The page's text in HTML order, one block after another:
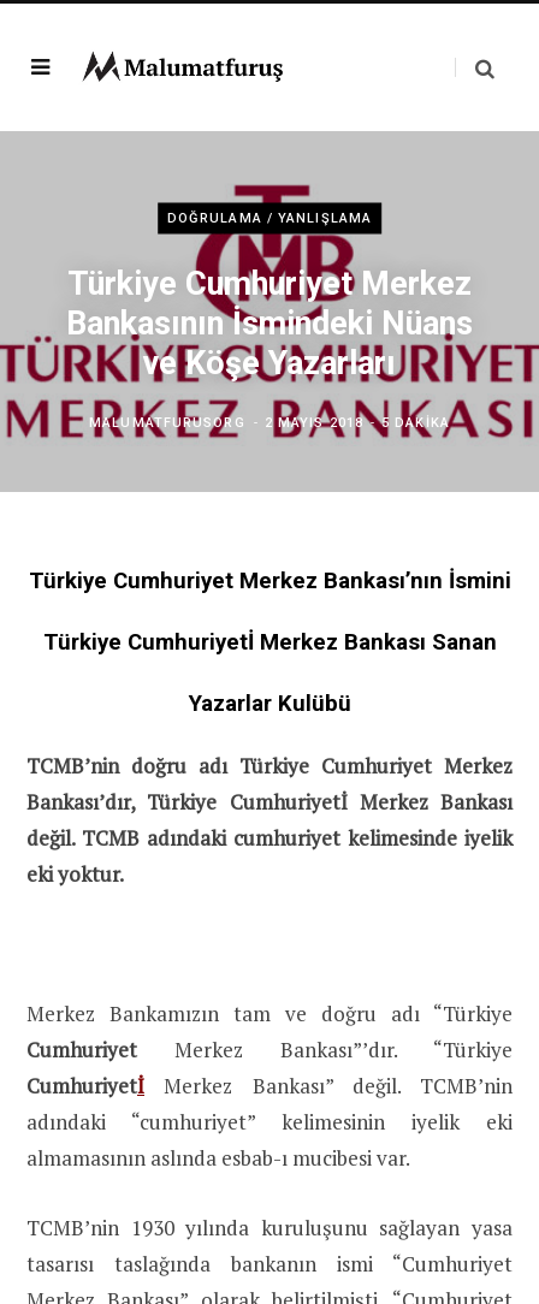
DOĞRULAMA / YANLIŞLAMA
Türkiye Cumhuriyet Merkez
Bankasının İsmindeki Nüans
ve Köşe Yazarları
MALUMATFURUSORG 2 MAYIS 2018 5 DAKIKA
Türkiye Cumhuriyet Merkez Bankası’nın İsmini
Türkiye Cumhuriyetİ Merkez Bankası Sanan
Yazarlar Kulübü
TCMB’nin doğru adı Türkiye Cumhuriyet Merkez
Bankası’dır, Türkiye Cumhuriyetİ Merkez Bankası
değil. TCMB adındaki cumhuriyet kelimesinde iyelik
eki yoktur.
Merkez Bankamızın tam ve doğru adı “Türkiye
CumhuriyetMerkez Bankası”’dır. “Türkiye
Cumhuriyetİ Merkez Bankası” değil. TCMB’nin
adındaki “cumhuriyet” kelimesinin iyelik eki
almamasının aslında esbab-ı mucibesi var.
TCMB’nin 1930 yılında kuruluşunu sağlayan yasa
tasarısı taslağında bankanın ismi “Cumhuriyet